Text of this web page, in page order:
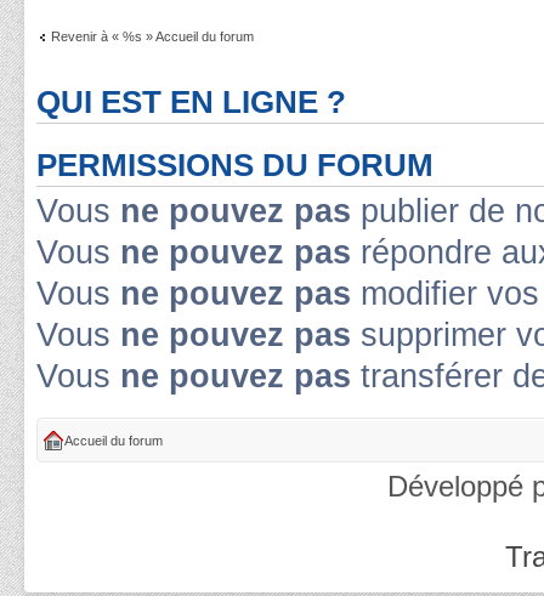
Revenir à « %s » Accueil du forum
QUI EST EN LIGNE ?
PERMISSIONS DU FORUM
Vous ne pouvez pas publier de
Vous ne pouvez pas répondre
Vous ne pouvez pas modifier
Vous ne pouvez pas supprimer
Vous ne pouvez pas transférer
Accueil du forum
Développé